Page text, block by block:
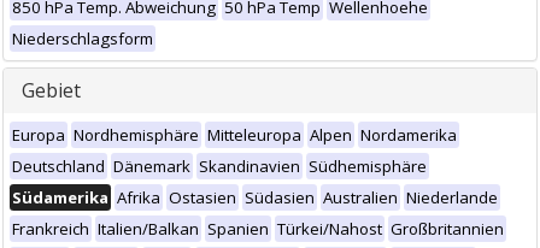
850 hPa Temp. Abweichung 50 hPa Temp Wellenhoehe
Niederschlagsform
Gebiet
Europa Nordhemisphäre Mitteleuropa Alpen Nordamerika
Deutschland Dänemark Skandinavien Südhemisphäre
Südamerika Afrika Ostasien Südasien Australien Niederlande
Frankreich Italien/Balkan Spanien Türkei/Nahost Großbritannien